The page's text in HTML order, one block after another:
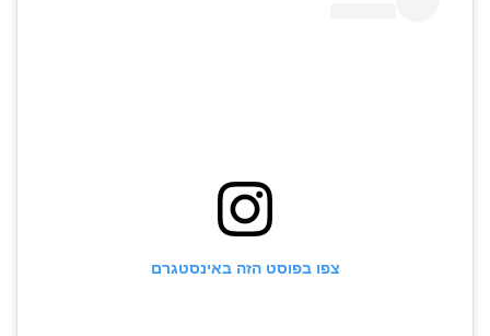
צפו בפוסט הזה באינסטגרם